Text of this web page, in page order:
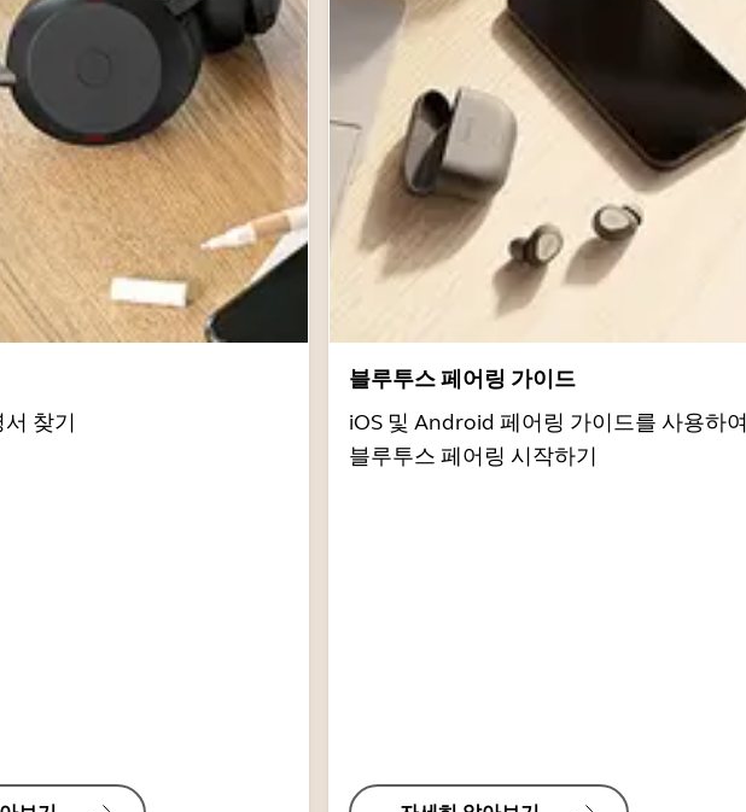
찾기
블루투스 페어링 가이드
iOS 및 Android 페어링 가이드를 사용하여
블루투스 페어링 시작하기